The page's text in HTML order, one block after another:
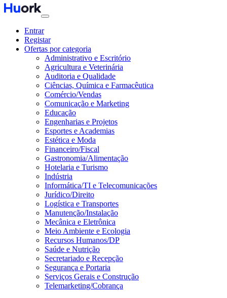
Entrar
Registar
Ofertas por categoria
Administrativo e Escritório
Agricultura e Veterinária
Auditoria e Qualidade
Ciências, Química e Farmacêutica
Comércio/Vendas
Comunicação e Marketing
Educação
Engenharias e Projetos
Esportes e Academias
Estética e Moda
Financeiro/Fiscal
Gastronomia/Alimentação
Hotelaria e Turismo
Indústria
Informática/TI e Telecomunicações
Jurídico/Direito
Logística e Transportes
Manutenção/Instalação
Mecânica e Eletrônica
Meio Ambiente e Ecologia
Recursos Humanos/DP
Saúde e Nutrição
Secretariado e Recepção
Segurança e Portaria
Serviços Gerais e Construção
Telemarketing/Cobrança